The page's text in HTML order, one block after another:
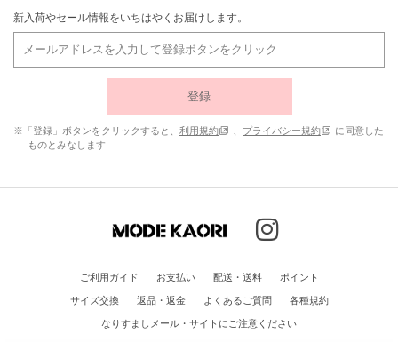
新入荷やセール情報をいちはやくお届けします。
登録
※「登録」ボタンをクリックすると、 利用規約 プライバシー規約
に同意した
ものとみなします
ご利用ガイド お支払い 配送・送料
ポイント
サイズ交換
返品・返金 よくあるご質問
各種規約
なりすましメール・サイトにご注意ください